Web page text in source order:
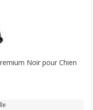
Noir pour Chien